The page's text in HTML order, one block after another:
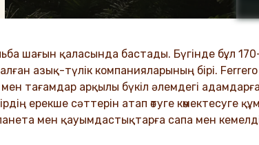
адалдық және инновация сияқты
DISCOVER MORE
шағын қаласында бастады. Бүгінде бұл
азық-түлік компанияларының бірі.
мен тағамдар арқылы бүкіл әлемдегі
ерекше сәттерін атап өтуге көмектесуге
мен қауымдастықтарға сапа мен